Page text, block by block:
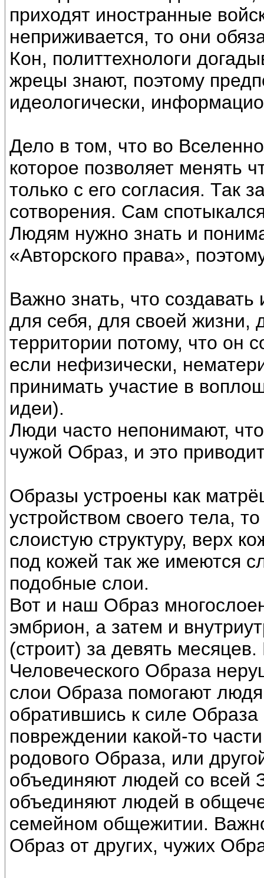
приходят иностранные
неприживается, то они
Кон, политтехнологи
жрецы знают, поэтому
идеологически,
Дело в том, что во
которое позволяет менять
только с его согласия. Так
сотворения. Сам
Людям нужно знать и
«Авторского права»,
Важно знать, что
для себя, для своей жизни,
территории потому, что он
если нефизически,
принимать участие в
идеи).
Люди часто непонимают,
чужой Образ, и это
Образы устроены как
устройством своего тела,
слоистую структуру, верх
под кожей так же имеются
подобные слои.
Вот и наш Образ
эмбрион, а затем и
(строит) за девять
Человеческого Образа
слои Образа помогают
обратившись к силе
повреждении какой-то
родового Образа, или
объединяют людей со всей
объединяют людей в
семейном общежитии.
Образ от других, чужих